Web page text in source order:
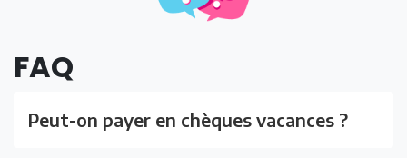
FAQ
Peut-on payer en chèques vacances ?